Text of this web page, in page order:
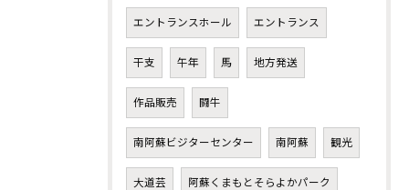
エントランスホール エントランス
干支 午年 馬 地方発送
作品販売 闘牛
南阿蘇ビジターセンター 南阿蘇 観光
大道芸 阿蘇くまもとそらよかパーク